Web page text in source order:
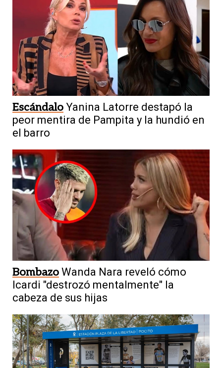
Escándalo Yanina Latorre destapó la
peor mentira de Pampita y la hundió en
el barro
Bombazo Wanda Nara reveló cómo
Icardi "destrozó mentalmente" la
cabeza de sus hijas